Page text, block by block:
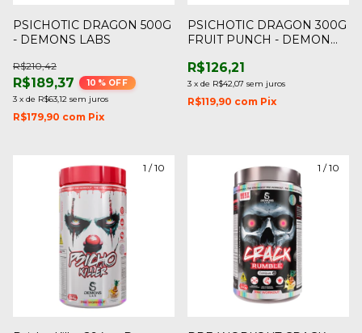
PSICHOTIC DRAGON 500G
- DEMONS LABS
R$189,37
R$210,42
10 % OFF
3 x de R$63,12 sem juros
R$179,90 com Pix
PSICHOTIC DRAGON 300G
FRUIT PUNCH - DEMON
R$126,21
3 x de R$42,07 sem juros
R$119,90 com Pix
1 /10 1 /10